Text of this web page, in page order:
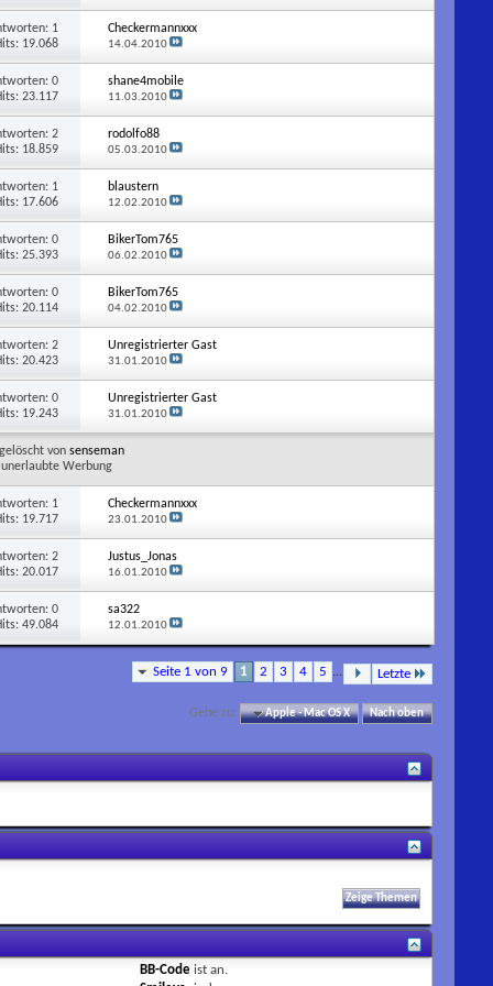
1
19.068
Checkermannxxx
14.04.2010
0
23.117
shane4mobile
11.03.2010
2
18.859
rodolfo88
05.03.2010
1
17.606
blaustern
12.02.2010
0
25.393
BikerTom765
06.02.2010
0
20.114
BikerTom765
04.02.2010
2
20.423
Unregistrierter Gast
31.01.2010
0
19.243
Unregistrierter Gast
31.01.2010
vonsenseman
Werbung
1
19.717
Checkermannxxx
23.01.2010
2
20.017
Justus_Jonas
16.01.2010
0
49.084
sa322
12.01.2010
Seite 1 von 9 1 2 3 4 5 ... Letzte
Gehe zu: Apple - Mac OS X Nach oben
BB-Code istan.